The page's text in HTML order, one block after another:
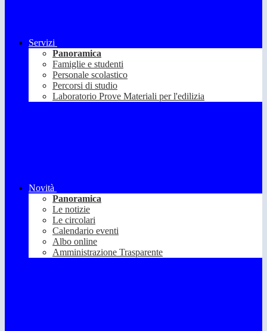
Servizi
Panoramica
Famiglie e studenti
Personale scolastico
Percorsi di studio
Laboratorio Prove Materiali per l'edilizia
Novità
Panoramica
Le notizie
Le circolari
Calendario eventi
Albo online
Amministrazione Trasparente